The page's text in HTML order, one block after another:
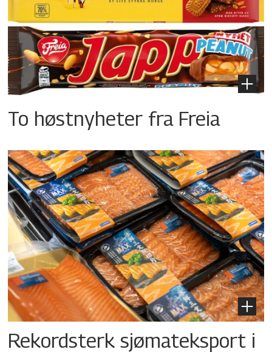
To høstnyheter fra Freia
Rekordsterk sjømateksport i